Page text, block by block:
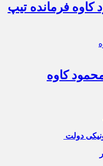
کاوه فرمانده تیپ
کاوه‌
دولت